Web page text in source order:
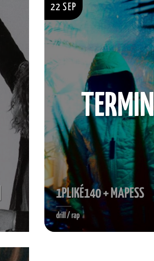
22 SEP
1PLIKÉ140 + MAPESS
drill / rap